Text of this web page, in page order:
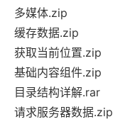
多媒体.zip
缓存数据.zip
获取当前位置.zip
基础内容组件.zip
目录结构详解.rar
请求服务器数据.zip